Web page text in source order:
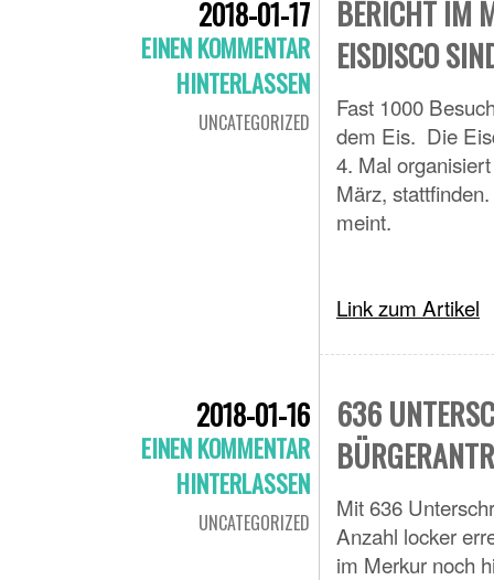
2018-01-17
EINEN KOMMENTAR
HINTERLASSEN
UNCATEGORIZED
BERICHT IM
EISDISCO
Fast 1000
dem Eis. Die
4. Mal
März,
meint.
Link zum Artikel
2018-01-16
EINEN KOMMENTAR
HINTERLASSEN
UNCATEGORIZED
636
Mit 636
Anzahl locker
im Merkur noch